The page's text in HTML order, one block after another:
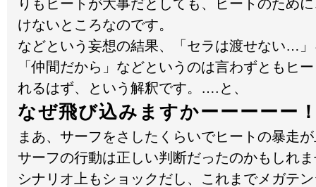
りもヒートが大事だとしても、ヒートのため
けないところなのです。
などという妄想の結果、「セラは渡せない…
「仲間だから」などというのは言わずともヒ
れるはず、という解釈です。….と、
なぜ飛び込みますかーーーーー
まあ、サーフをさしたくらいでヒートの暴走
サーフの行動は正しい判断だったのかもしれ
シナリオ上もショックだし、これまでメガテ